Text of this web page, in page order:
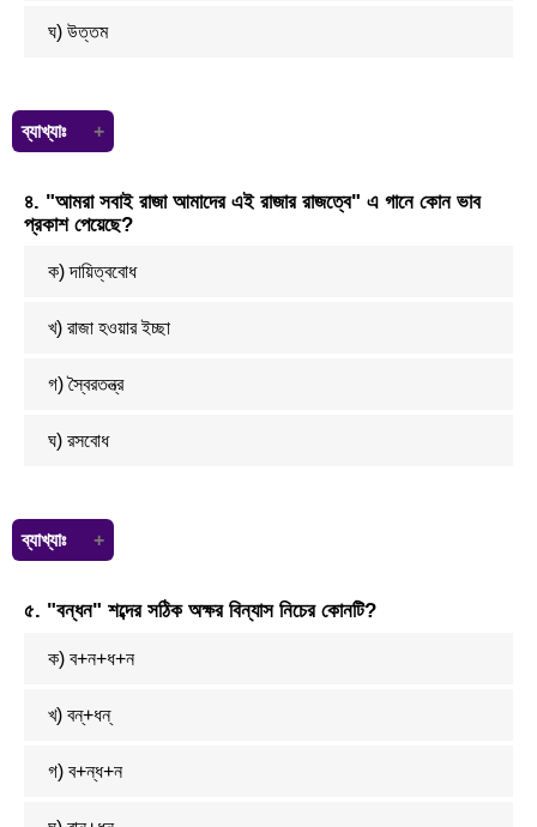
ঘ) উত্তম
ব্যাখ্যাঃ
বাক্যের বক্তা অনুপস্থিত কোনো ব্যক্তি বা দূরের কোন বস্তুর সম্বন্ধে কিছু বলবার
সময় সেই ব্যক্তি বা নামের পরিবর্তে যে সর্বনাম বা বিশেষ্য পদ ব্যবহার করা হয় তাকেই
৪. "আমরা সবাই রাজা আমাদের এই রাজার রাজত্বে" এ গানে কোন ভাব
প্রকাশ পেয়েছে?
ক) দায়িত্ববোধ
খ) রাজা হওয়ার ইচ্ছা
গ) স্বৈরতন্ত্র
ঘ) রসবোধ
ব্যাখ্যাঃ
'আমরা সবাই রাজা, আমাদের এই রাজার রাজত্বে' পঙক্তিটির রচয়িতা রবীন্দ্রনাথ ঠাকুর।
৫. "বন্ধন" শব্দের সঠিক অক্ষর বিন্যাস নিচের কোনটি?
ক) ব+ন+ধ+ন
খ) বন্‌+ধন্‌
গ) ব+ন্ধ+ন